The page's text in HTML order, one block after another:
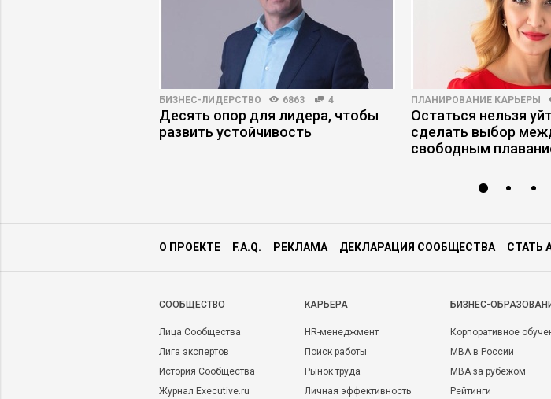
БИЗНЕС-ЛИДЕРСТВО 6863 4
Десять опор для лидера, чтобы
развить устойчивость
ПЛАНИРОВАНИЕ КАРЬЕРЫ
Остаться нельзя
сделать выбор
свободным
О ПРОЕКТЕ F.A.Q. РЕКЛАМА ДЕКЛАРАЦИЯ СООБЩЕСТВА СТАТЬ
CООБЩЕСТВО
Лица Сообщества
Лига экспертов
История Сообщества
Журнал Executive.ru
КАРЬЕРА
HR-менеджмент
Поиск работы
Рынок труда
Личная эффективность
БИЗНЕС-
Корпоративное
MBA в России
MBA за рубежом
Рейтинги